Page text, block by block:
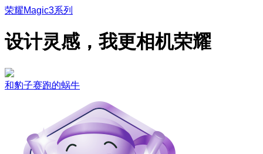
荣耀Magic3系列
设计灵感，我更相机荣耀
和豹子赛跑的蜗牛